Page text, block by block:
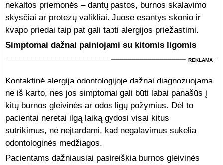
nekaltos priemonės – dantų pastos, burnos skalavimo
skysčiai ar protezų valikliai. Juose esantys skonio ir
kvapo priedai taip pat gali tapti alergijos priežastimi.
Simptomai dažnai painiojami su kitomis ligomis
REKLAMA
Kontaktinė alergija odontologijoje dažnai diagnozuojama
ne iš karto, nes jos simptomai gali būti labai panašūs į
kitų burnos gleivinės ar odos ligų požymius. Dėl to
pacientai neretai ilgą laiką gydosi visai kitus
sutrikimus, nė neįtardami, kad negalavimus sukelia
odontologinės medžiagos.
Pacientams dažniausiai pasireiškia burnos gleivinės